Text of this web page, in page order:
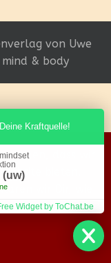
von Uwe
mind & body
dass wir
bieten.
wir Dir, wie
Kraftquelle!
(uw)
Widget by ToChat.be